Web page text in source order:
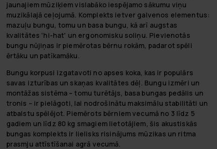
jaunajiem mūziķiem vislabāko iespējamo sākumu viņu
muzikālajā ceļojumā. Komplekts ietver galvenos elementus:
mazuļu bungu, tomu un basa bungu, kā arī augstas
kvalitātes 'hi-hat' un ergonomisku soliņu. Pievienotās
bungu nūjiņas ir piemērotas bērnu rokām, padarot spēli
ērtāku un patīkamāku.
Bungu korpusi izgatavoti no apses koka, kas ir populārs
savas izturības un skaņas kvalitātes dēļ. Bungu izmēri un
montāžas sistēma – tomu turētājs, basa bungas pedālis un
tronis – ir pielāgoti, lai nodrošinātu maksimālu stabilitāti un
atbalstu spēlējot. Piemērots bērniem vecumā no 3 līdz 5
gadiem un līdz 80 kg smagiem lietotājiem, šis akustiskās
bungas komplekts ir lielisks risinājums mūzikas un ritma
prasmju attīstīšanai agrā vecumā.